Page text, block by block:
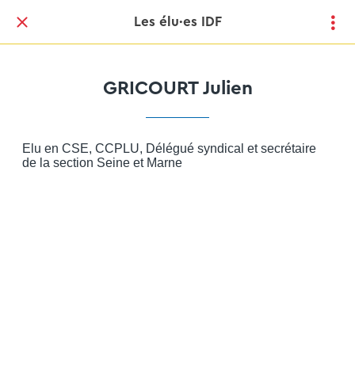
Les élu·es IDF
GRICOURT Julien
Elu en CSE, CCPLU, Délégué syndical et secrétaire
de la section Seine et Marne